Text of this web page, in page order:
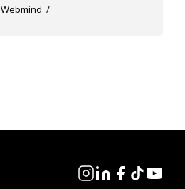
Webmind